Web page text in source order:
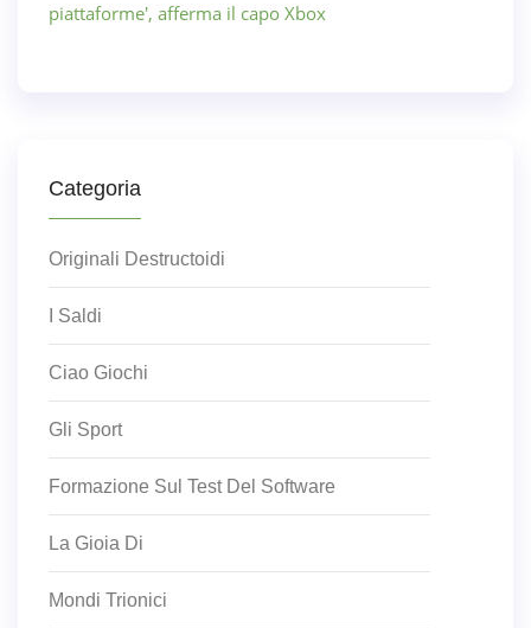
piattaforme', afferma il capo Xbox
Categoria
Originali Destructoidi
I Saldi
Ciao Giochi
Gli Sport
Formazione Sul Test Del Software
La Gioia Di
Mondi Trionici